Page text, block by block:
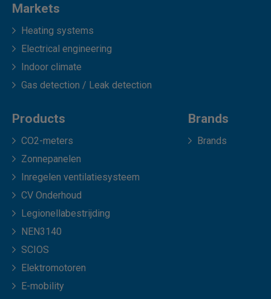
Markets
Heating systems
Electrical engineering
Indoor climate
Gas detection / Leak detection
Products
CO2-meters
Zonnepanelen
Inregelen ventilatiesysteem
CV Onderhoud
Legionellabestrijding
NEN3140
SCIOS
Elektromotoren
E-mobility
Brands
Brands